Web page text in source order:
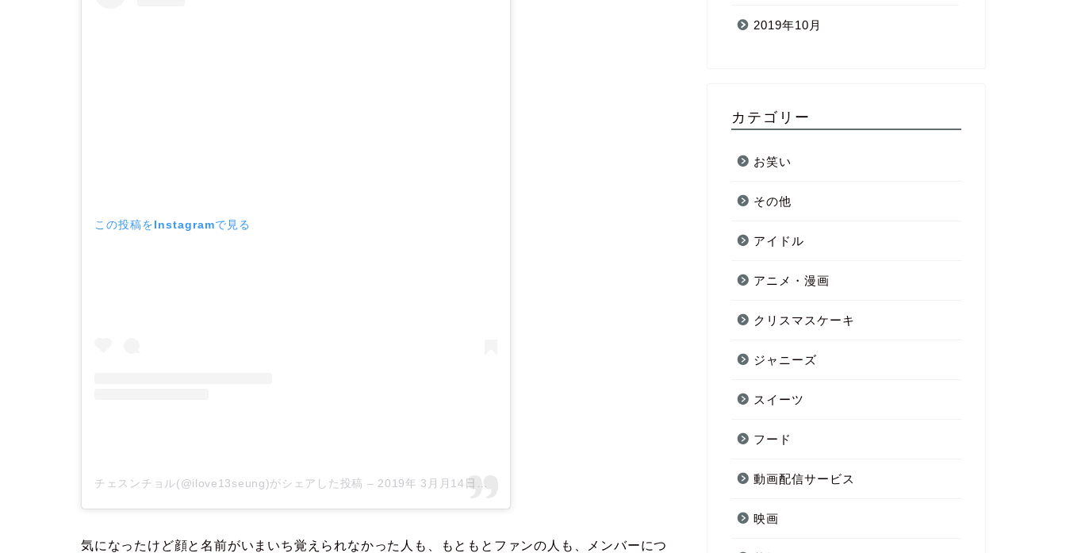
この投稿をInstagramで見る
チェスンチョル(@ilove13seung)がシェアした投稿 – 2019年 3月月14日午前4時32分PDT
気になったけど顔と名前がいまいち覚えられなかった人も、もともとファンの人も、メンバーにつ
2019年10月
カテゴリー
お笑い
その他
アイドル
アニメ・漫画
クリスマスケーキ
ジャニーズ
スイーツ
フード
動画配信サービス
映画